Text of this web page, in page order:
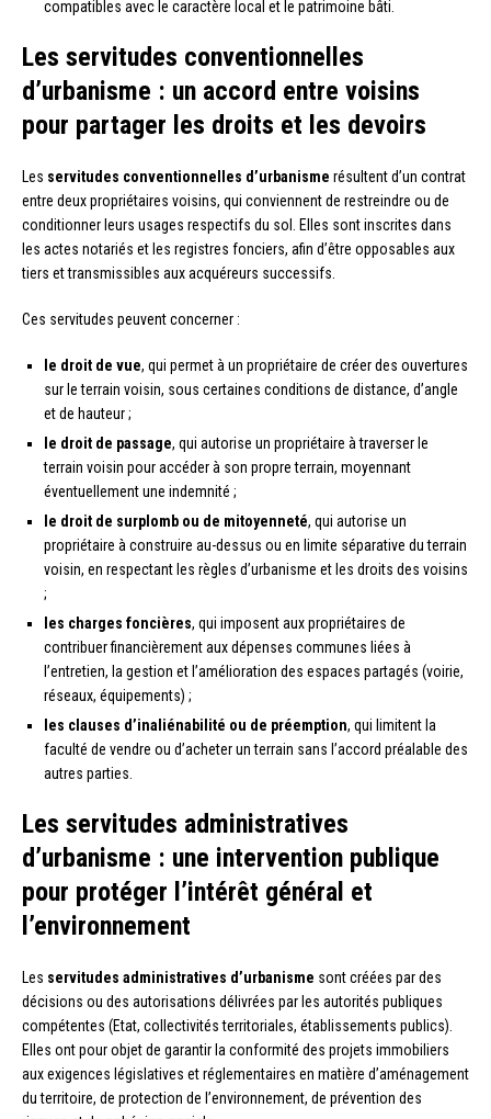
compatibles avec le caractère local et le patrimoine bâti.
Les servitudes conventionnelles
d’urbanisme : un accord entre voisins
pour partager les droits et les devoirs
Les servitudes conventionnelles d’urbanisme résultent d’un contrat
entre deux propriétaires voisins, qui conviennent de restreindre ou de
conditionner leurs usages respectifs du sol. Elles sont inscrites dans
les actes notariés et les registres fonciers, afin d’être opposables aux
tiers et transmissibles aux acquéreurs successifs.
Ces servitudes peuvent concerner :
le droit de vue, qui permet à un propriétaire de créer des ouvertures
sur le terrain voisin, sous certaines conditions de distance, d’angle
et de hauteur ;
le droit de passage, qui autorise un propriétaire à traverser le
terrain voisin pour accéder à son propre terrain, moyennant
éventuellement une indemnité ;
le droit de surplomb ou de mitoyenneté, qui autorise un
propriétaire à construire au-dessus ou en limite séparative du terrain
voisin, en respectant les règles d’urbanisme et les droits des voisins
;
les charges foncières, qui imposent aux propriétaires de
contribuer financièrement aux dépenses communes liées à
l’entretien, la gestion et l’amélioration des espaces partagés (voirie,
réseaux, équipements) ;
les clauses d’inaliénabilité ou de préemption, qui limitent la
faculté de vendre ou d’acheter un terrain sans l’accord préalable des
autres parties.
Les servitudes administratives
d’urbanisme : une intervention publique
pour protéger l’intérêt général et
l’environnement
Les servitudes administratives d’urbanisme sont créées par des
décisions ou des autorisations délivrées par les autorités publiques
compétentes (Etat, collectivités territoriales, établissements publics).
Elles ont pour objet de garantir la conformité des projets immobiliers
aux exigences législatives et réglementaires en matière d’aménagement
du territoire, de protection de l’environnement, de prévention des